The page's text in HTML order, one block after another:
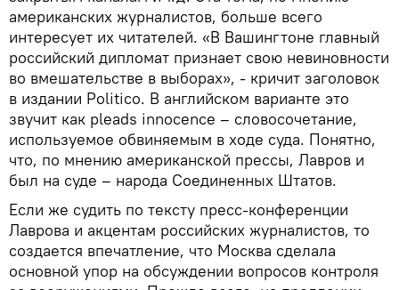
американских журналистов, больше всего
интересует их читателей. «В Вашингтоне главный
российский дипломат признает свою невиновности
во вмешательстве в выборах», - кричит заголовок
в издании Politico. В английском варианте это
звучит как pleads innocence – словосочетание,
используемое обвиняемым в ходе суда. Понятно,
что, по мнению американской прессы, Лавров и
был на суде – народа Соединенных Штатов.
Если же судить по тексту пресс-конференции
Лаврова и акцентам российских журналистов, то
создается впечатление, что Москва сделала
основной упор на обсуждении вопросов контроля